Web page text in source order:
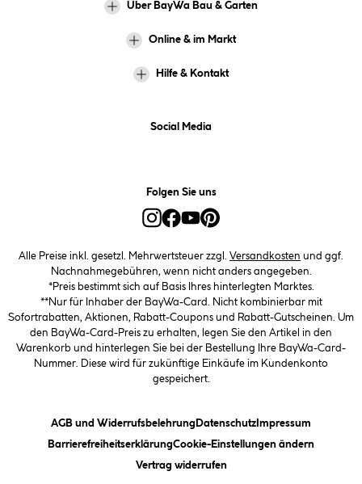
Über BayWa Bau & Garten
Online & im Markt
Hilfe & Kontakt
Social Media
Folgen Sie uns
Alle Preise inkl. gesetzl. Mehrwertsteuer zzgl. Versandkosten und ggf.
Nachnahmegebühren, wenn nicht anders angegeben.
*Preis bestimmt sich auf Basis Ihres hinterlegten Marktes.
**Nur für Inhaber der BayWa-Card. Nicht kombinierbar mit
Sofortrabatten, Aktionen, Rabatt-Coupons und Rabatt-Gutscheinen. Um
den BayWa-Card-Preis zu erhalten, legen Sie den Artikel in den
Warenkorb und hinterlegen Sie bei der Bestellung Ihre BayWa-Card-
Nummer. Diese wird für zukünftige Einkäufe im Kundenkonto
gespeichert.
AGB und Widerrufsbelehrung (öffnet ein Dialogfeld)
Datenschutz(öffnet ein Dialogfeld)
Impressum
Barrierefreiheitserklärung(öffnet ein Dialogfeld)
Cookie-Einstellungen ändern(öffnet
Vertrag widerrufen